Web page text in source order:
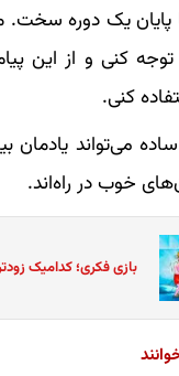
پایان یک دوره
کنی و از این
کنی.
می‌تواند یادمان
خوب در راه‌اند.
بازی فکری؛ کدامیک